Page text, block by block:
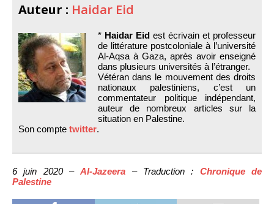
Auteur : Haidar Eid
* Haidar Eid est écrivain et professeur
de littérature postcoloniale à l’université
Al-Aqsa à Gaza, après avoir enseigné
dans plusieurs universités à l’étranger.
Vétéran dans le mouvement des droits
nationaux palestiniens, c’est un
commentateur politique indépendant,
auteur de nombreux articles sur la
situation en Palestine.
Son compte twitter.
6 juin 2020 –Al-Jazeera – Traduction : Chronique de
Palestine